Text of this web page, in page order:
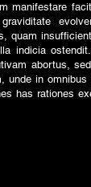
manifestare
quam
indicia
abortus,
unde in
has rationes